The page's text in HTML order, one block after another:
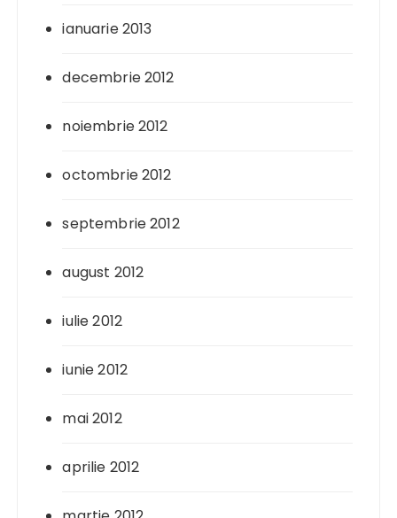
ianuarie 2013
decembrie 2012
noiembrie 2012
octombrie 2012
septembrie 2012
august 2012
iulie 2012
iunie 2012
mai 2012
aprilie 2012